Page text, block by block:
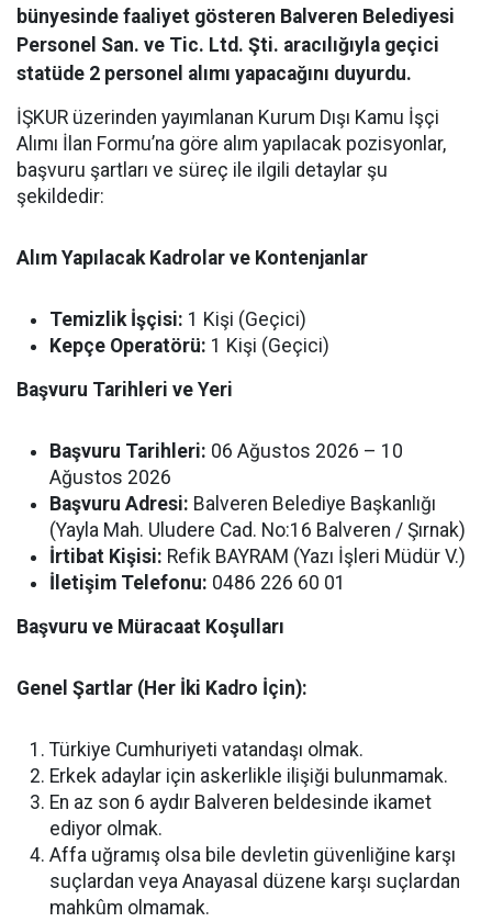
bünyesinde faaliyet gösteren Balveren Belediyesi
Personel San. ve Tic. Ltd. Şti. aracılığıyla geçici
statüde 2 personel alımı yapacağını duyurdu.
İŞKUR üzerinden yayımlanan Kurum Dışı Kamu İşçi
Alımı İlan Formu’na göre alım yapılacak pozisyonlar,
başvuru şartları ve süreç ile ilgili detaylar şu
şekildedir:
Alım Yapılacak Kadrolar ve Kontenjanlar
Temizlik İşçisi: 1 Kişi (Geçici)
Kepçe Operatörü: 1 Kişi (Geçici)
Başvuru Tarihleri ve Yeri
Başvuru Tarihleri: 06 Ağustos 2026 – 10
Ağustos 2026
Başvuru Adresi: Balveren Belediye Başkanlığı
(Yayla Mah. Uludere Cad. No:16 Balveren / Şırnak)
İrtibat Kişisi: Refik BAYRAM (Yazı İşleri Müdür V.)
İletişim Telefonu: 0486 226 60 01
Başvuru ve Müracaat Koşulları
Genel Şartlar (Her İki Kadro İçin):
Türkiye Cumhuriyeti vatandaşı olmak.
Erkek adaylar için askerlikle ilişiği bulunmamak.
En az son 6 aydır Balveren beldesinde ikamet
ediyor olmak.
Affa uğramış olsa bile devletin güvenliğine karşı
suçlardan veya Anayasal düzene karşı suçlardan
mahkûm olmamak.